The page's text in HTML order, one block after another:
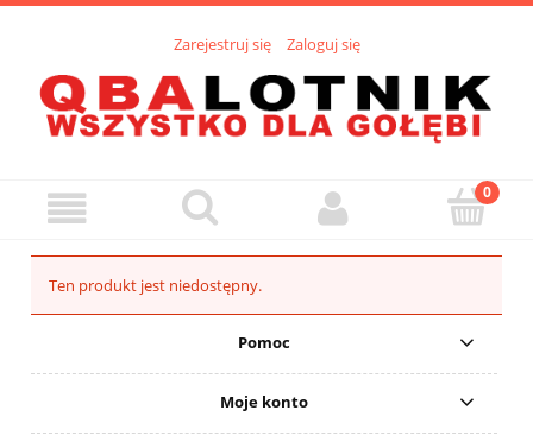
Zarejestruj się Zaloguj się
Ten produkt jest niedostępny.
Pomoc
Moje konto